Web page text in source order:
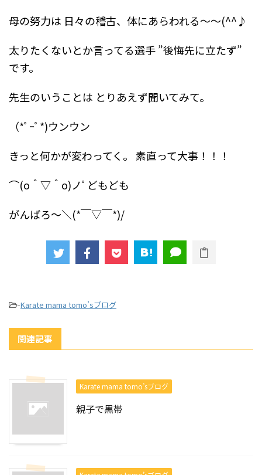
母の努力は 日々の稽古、体にあらわれる～～(^^♪
太りたくないとか言ってる選手”後悔先に立たず”
です。
先生のいうことは とりあえず聞いてみて。
（*ﾟｰﾟ*)ウンウン
きっと何かが変わってく。 素直って大事！！！
⌒(o＾▽＾o)ノﾟどもども
がんばろ～＼(*￣▽￣*)/
-Karate mama tomo’sブログ
関連記事
Karate mama tomo’sブログ
親子で黒帯